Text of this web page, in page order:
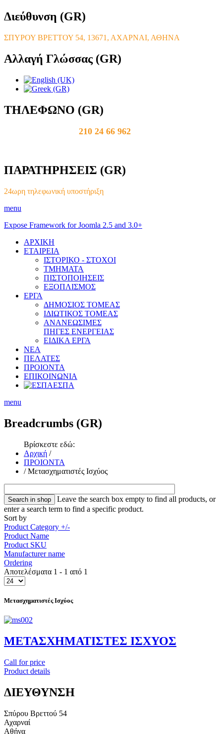
Διεύθυνση (GR)
ΣΠΥΡΟΥ ΒΡΕΤΤΟΥ 54, 13671, ΑΧΑΡΝΑΙ, ΑΘΗΝΑ
Αλλαγή Γλώσσας (GR)
ΤΗΛΕΦΩΝΟ (GR)
210 24 66 962
ΠΑΡΑΤΗΡΗΣΕΙΣ (GR)
24ωρη τηλεφωνική υποστήριξη
menu
Expose Framework for Joomla 2.5 and 3.0+
ΑΡΧΙΚΗ
ΕΤΑΙΡΕΙΑ
ΙΣΤΟΡΙΚΟ - ΣΤΟΧΟΙ
ΤΜΗΜΑΤΑ
ΠΙΣΤΟΠΟΙΗΣΕΙΣ
ΕΞΟΠΛΙΣΜΟΣ
ΕΡΓΑ
ΔΗΜΟΣΙΟΣ ΤΟΜΕΑΣ
ΙΔΙΩΤΙΚΟΣ ΤΟΜΕΑΣ
ΑΝΑΝΕΩΣΙΜΕΣ
ΠΗΓΕΣ ΕΝΕΡΓΕΙΑΣ
ΕΙΔΙΚΑ ΕΡΓΑ
ΝΕΑ
ΠΕΛΑΤΕΣ
ΠΡΟΙΟΝΤΑ
ΕΠΙΚΟΙΝΩΝΙΑ
ΕΣΠΑ
menu
Breadcrumbs (GR)
Βρίσκεστε εδώ:
Αρχική /
ΠΡΟΙΟΝΤΑ
/ Μετασχηματιστές Ισχύος
Leave the search box empty to find all products, or
enter a search term to find a specific product.
Sort by
Product Category +/-
Product Name
Product SKU
Manufacturer name
Ordering
Αποτελέσματα 1 - 1 από 1
Μετασχηματιστές Ισχύος
METAΣΧΗΜΑΤΙΣΤΕΣ ΙΣΧΥΟΣ
Call for price
Product details
ΔΙΕΥΘΥΝΣΗ
Σπύρου Βρεττού 54
Αχαρναί
Αθήνα